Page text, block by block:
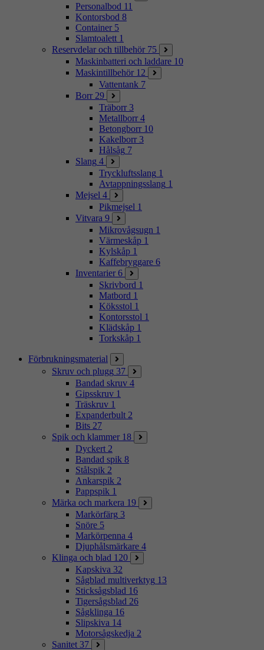
Personalbod 11
Kontorsbod 8
Container 5
Slamtoalett 1
Reservdelar och tillbehör 75
Maskinbatteri och laddare 10
Maskintillbehör 12
Vattentank 7
Borr 29
Träborr 3
Metallborr 4
Betongborr 10
Kakelborr 3
Hålsåg 7
Slang 4
Tryckluftsslang 1
Avtappningsslang 1
Mejsel 4
Pikmejsel 1
Vitvara 9
Mikrovågsugn 1
Värmeskåp 1
Kylskåp 1
Kaffebryggare 6
Inventarier 6
Skrivbord 1
Matbord 1
Köksstol 1
Kontorsstol 1
Klädskåp 1
Torkskåp 1
Förbrukningsmaterial
Skruv och plugg 37
Bandad skruv 4
Gipsskruv 1
Träskruv 1
Expanderbult 2
Bits 27
Spik och klammer 18
Dyckert 2
Bandad spik 8
Stålspik 2
Ankarspik 2
Pappspik 1
Märka och markera 19
Markörfärg 3
Snöre 5
Markörpenna 4
Djuphålsmärkare 4
Klinga och blad 120
Kapskiva 32
Sågblad multiverktyg 13
Sticksågsblad 16
Tigersågsblad 26
Sågklinga 16
Slipskiva 14
Motorsågskedja 2
Sanitet 37